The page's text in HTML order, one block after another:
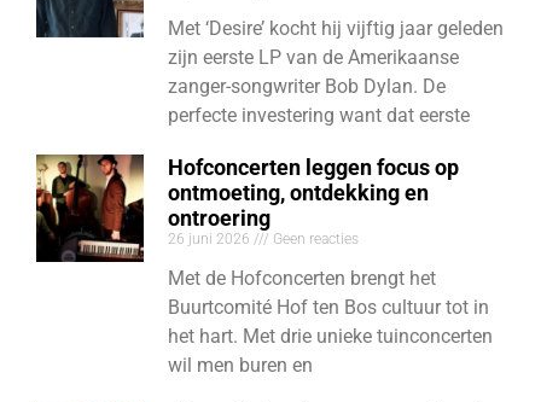
Met ‘Desire’ kocht hij vijftig jaar geleden
zijn eerste LP van de Amerikaanse
zanger-songwriter Bob Dylan. De
perfecte investering want dat eerste
Hofconcerten leggen focus op
ontmoeting, ontdekking en
ontroering
26 juni 2026 Geen reacties
Met de Hofconcerten brengt het
Buurtcomité Hof ten Bos cultuur tot in
het hart. Met drie unieke tuinconcerten
wil men buren en